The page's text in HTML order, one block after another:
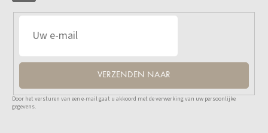
VERZENDEN NAAR
Door het versturen van een e-mail gaat u akkoord met de verwerking van uw persoonlijke
gegevens.